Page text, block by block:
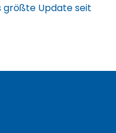
größte Update seit